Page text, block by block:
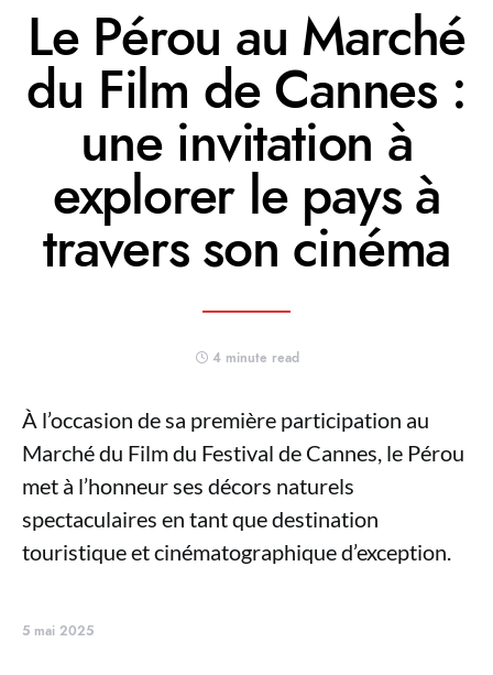
Le Pérou au Marché
du Film de Cannes :
une invitation à
explorer le pays à
travers son cinéma
4 minute read
À l’occasion de sa première participation au
Marché du Film du Festival de Cannes, le Pérou
met à l’honneur ses décors naturels
spectaculaires en tant que destination
touristique et cinématographique d’exception.
5 mai 2025